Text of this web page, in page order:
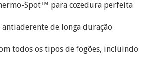
Spot™ para cozedura perfeita
antiaderente de longa duração
todos os tipos de fogões, incluindo